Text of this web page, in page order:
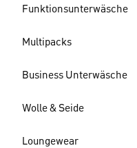
Funktionsunterwäsche
Multipacks
Business Unterwäsche
Wolle & Seide
Loungewear